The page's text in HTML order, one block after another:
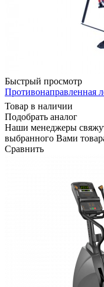
Быстрый просмотр
Противонаправленная
Товар в наличии
Подобрать аналог
Наши менеджеры
выбранного Вами
Сравнить